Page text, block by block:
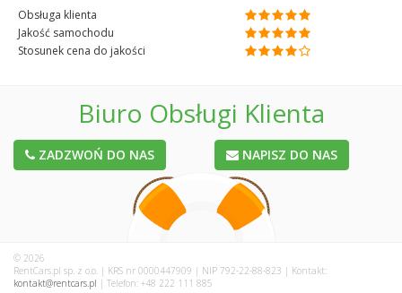
Obsługa klienta
Jakość samochodu
Stosunek cena do jakości
Biuro Obsługi Klienta
ZADZWOŃ DO NAS NAPISZ DO NAS
© 2026
RentCars.pl sp. z o.o. | KRS nr 0000447909 | NIP 792-22-88-823 | Kontakt:
kontakt@rentcars.pl | Telefon: +48 222 111 885